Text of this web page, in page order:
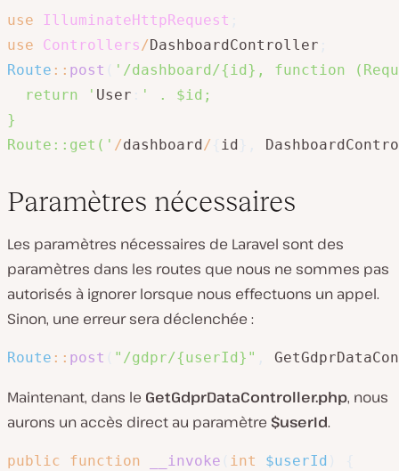
use IlluminateHttpRequest
use
Controllers/DashboardController
Route :: post
'/dashboard/{id}, function
  return '
User
' . $id;
}
Route::get(' /dashboard/ id
Paramètres nécessaires
Les paramètres nécessaires de Laravel sont des
paramètres dans les routes que nous ne sommes pas
autorisés à ignorer lorsque nous effectuons un appel.
Sinon, une erreur sera déclenchée :
Route :: post "/gdpr/{userId}"
Maintenant, dans le GetGdprDataController.php, nous
aurons un accès direct au paramètre $userId.
public function __invoke int $userId